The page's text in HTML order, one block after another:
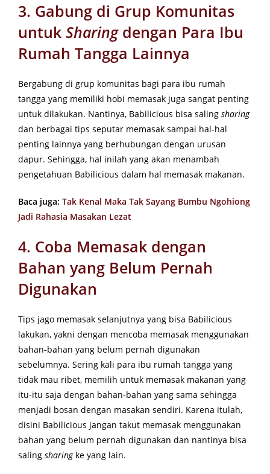
3. Gabung di Grup Komunitas
untuk Sharing dengan Para Ibu
Rumah Tangga Lainnya
Bergabung di grup komunitas bagi para ibu rumah
tangga yang memiliki hobi memasak juga sangat penting
untuk dilakukan. Nantinya, Babilicious bisa saling sharing
dan berbagai tips seputar memasak sampai hal-hal
penting lainnya yang berhubungan dengan urusan
dapur. Sehingga, hal inilah yang akan menambah
pengetahuan Babilicious dalam hal memasak makanan.
Baca juga: Tak Kenal Maka Tak Sayang Bumbu Ngohiong
Jadi Rahasia Masakan Lezat
4. Coba Memasak dengan
Bahan yang Belum Pernah
Digunakan
Tips jago memasak selanjutnya yang bisa Babilicious
lakukan, yakni dengan mencoba memasak menggunakan
bahan-bahan yang belum pernah digunakan
sebelumnya. Sering kali para ibu rumah tangga yang
tidak mau ribet, memilih untuk memasak makanan yang
itu-itu saja dengan bahan-bahan yang sama sehingga
menjadi bosan dengan masakan sendiri. Karena itulah,
disini Babilicious jangan takut memasak menggunakan
bahan yang belum pernah digunakan dan nantinya bisa
saling sharing ke yang lain.